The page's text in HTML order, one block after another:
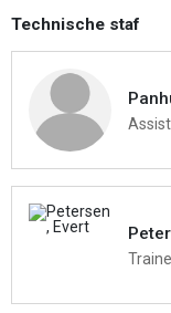
Technische staf